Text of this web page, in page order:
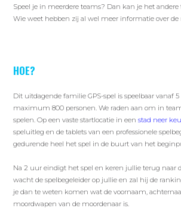
Speel je in meerdere teams? Dan kan je het
Wie weet hebben zij al wel meer informatie over de
HOE?
Dit uitdagende familie GPS-spel is speelbaar vanaf
maximum 800 personen. We raden aan om in
spelen. Op een vaste startlocatie in eenstad neer
speluitleg en de tablets van een professionele
gedurende heel het spel in de buurt van het
Na 2 uur eindigt het spel en keren jullie terug naar
wacht de spelbegeleider op jullie en zal hij de
je dan te weten komen wat de voornaam,
moordwapen van de moordenaar is.